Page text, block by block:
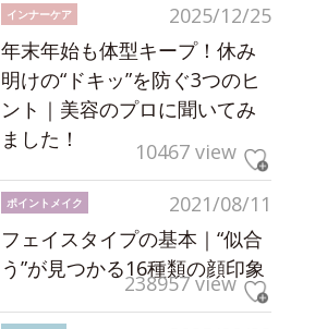
2025/12/25
インナーケア
年末年始も体型キープ！休み
明けの“ドキッ”を防ぐ3つのヒ
ント｜美容のプロに聞いてみ
ました！
10467 view
2021/08/11
ポイントメイク
フェイスタイプの基本｜“似合
う”が見つかる16種類の顔印象
238957 view